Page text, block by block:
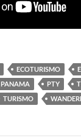
ECOTURISMO
PANAMA PTY
TURISMO